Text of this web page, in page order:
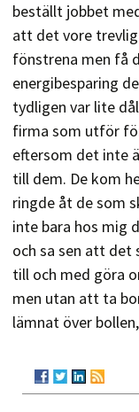
beställt jobbet
att det vore
fönstrena men få
energibesparing
tydligen var lite
firma som utför
eftersom det inte
till dem. De kom
ringde åt de som
inte bara hos mig
och sa sen att det
till och med göra
men utan att ta
lämnat över